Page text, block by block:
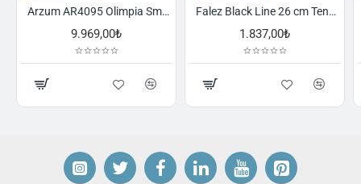
Arzum AR4095 Olimpia Smart Cyclone Filtreli Süpürge - Füme
9.969,00₺
Falez Black Line 26 cm Tencere
1.837,00₺